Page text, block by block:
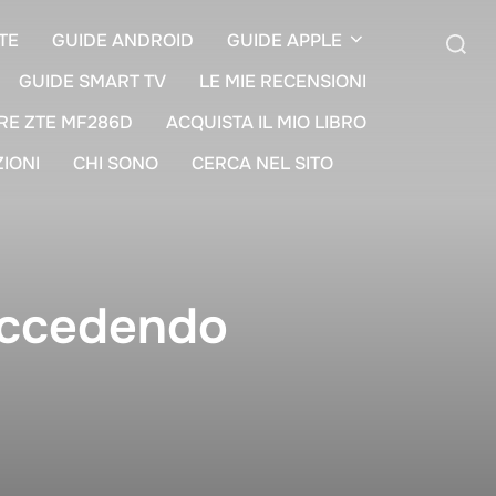
GUIDE ANDROID
GUIDE APPLE
GUIDE SMART TV
LE MIE RECENSIONI
ZTE MF286D
ACQUISTA IL MIO LIBRO
CHI SONO CERCA NEL SITO